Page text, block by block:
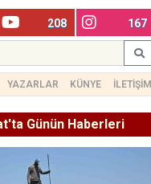
208 167
YAZARLAR KÜNYE İLETİŞİM
Günün Haberleri